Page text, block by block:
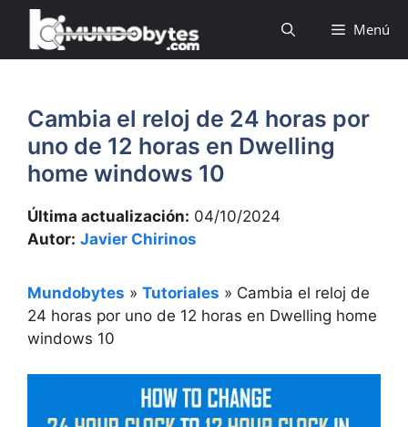
Saltar
contenido
Menú
Cambia el reloj de 24 horas por
uno de 12 horas en Dwelling
home windows 10
Última actualización: 04/10/2024
Autor: Javier Chirinos
Mundobytes » Tutoriales » Cambia el reloj de
24 horas por uno de 12 horas en Dwelling home
windows 10